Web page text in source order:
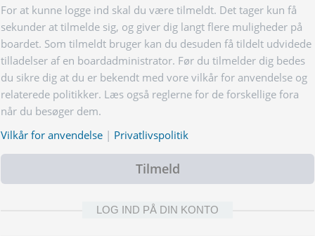
For at kunne logge ind skal du være tilmeldt. Det tager kun få
sekunder at tilmelde sig, og giver dig langt flere muligheder på
boardet. Som tilmeldt bruger kan du desuden få tildelt udvidede
tilladelser af en boardadministrator. Før du tilmelder dig bedes
du sikre dig at du er bekendt med vore vilkår for anvendelse og
relaterede politikker. Læs også reglerne for de forskellige fora
når du besøger dem.
Vilkår for anvendelse | Privatlivspolitik
Tilmeld
LOG IND PÅ DIN KONTO